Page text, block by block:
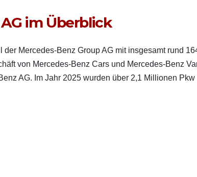
im Überblick
der Mercedes‑Benz Group AG mit ins­ge­samt rund
von Mercedes‑Benz Cars und Mercedes‑Benz
AG. Im Jahr 2025 wur­den über 2,1 Mil­lio­nen